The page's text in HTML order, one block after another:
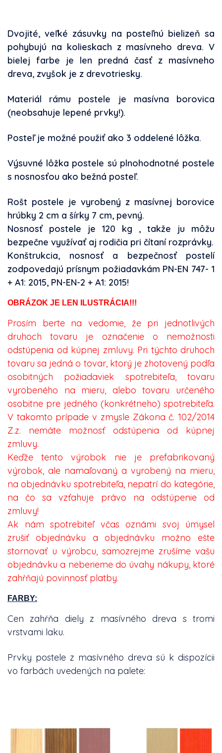
Dvojité, veľké zásuvky na posteľnú bielizeň sa
pohybujú na kolieskach z masívneho dreva. V
bielej farbe je len predná časť z masívneho
dreva, zvyšok je z drevotriesky.
Materiál rámu postele je masívna borovica
(neobsahuje lepené prvky!).
Posteľ je možné použiť ako 3 oddelené lôžka.
Výsuvné lôžka postele sú plnohodnotné postele
s nosnosťou ako bežná posteľ.
Rošt postele je vyrobený z masívnej borovice
hrúbky 2 cm a šírky 7 cm, pevný.
Nosnosť postele je 120 kg , takže ju môžu
bezpečne využívať aj rodičia pri čítaní rozprávky.
Konštrukcia, nosnosť a bezpečnosť postelí
zodpovedajú prísnym požiadavkám PN-EN 747- 1
+ A1: 2015, PN-EN-2 + A1: 2015!
OBRÁZOK JE LEN ILUSTRÁCIA!!!
Prosím berte na vedomie, že pri jednotlivých
druhoch tovaru je označenie o nemožnosti
odstúpenia od kúpnej zmluvy. Pri týchto druhoch
tovaru sa jedná o tovar, ktorý je zhotovený podľa
osobitných požiadaviek spotrebiteľa, tovaru
vyrobeného na mieru, alebo tovaru určeného
osobitne pre jedného (konkrétneho) spotrebiteľa.
V takomto prípade v zmysle Zákona č. 102/2014
Z.z. nemáte možnosť odstúpenia od kúpnej
zmluvy.
Keďže tento výrobok nie je prefabrikovaný
výrobok, ale namaľovaný a vyrobený na mieru,
na objednávku spotrebiteľa, nepatrí do kategórie,
na čo sa vzťahuje právo na odstúpenie od
zmluvy!
Ak nám spotrebiteľ včas oznámi svoj úmysel
zrušiť objednávku a objednávku možno ešte
stornovať u výrobcu, samozrejme zrušíme vašu
objednávku a neberieme do úvahy nákupy, ktoré
zahŕňajú povinnosť platby.
FARBY:
Cen zahŕňa diely z masívného dreva s tromi
vrstvami laku.
Prvky postele z masívného dreva sú k dispozícii
vo farbách uvedených na palete: